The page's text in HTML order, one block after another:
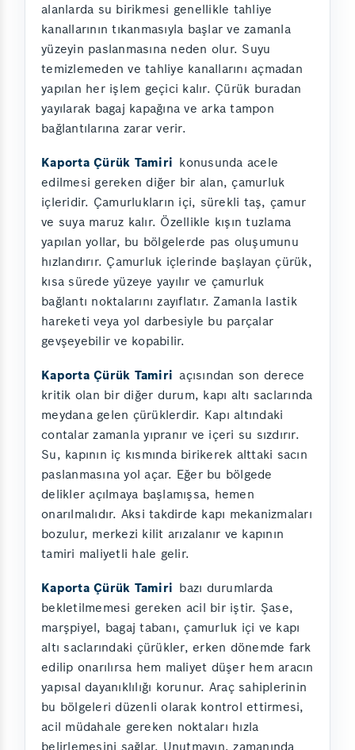
alanlarda su birikmesi genellikle tahliye
kanallarının tıkanmasıyla başlar ve zamanla
yüzeyin paslanmasına neden olur. Suyu
temizlemeden ve tahliye kanallarını açmadan
yapılan her işlem geçici kalır. Çürük buradan
yayılarak bagaj kapağına ve arka tampon
bağlantılarına zarar verir.
Kaporta Çürük Tamiri konusunda acele
edilmesi gereken diğer bir alan, çamurluk
içleridir. Çamurlukların içi, sürekli taş, çamur
ve suya maruz kalır. Özellikle kışın tuzlama
yapılan yollar, bu bölgelerde pas oluşumunu
hızlandırır. Çamurluk içlerinde başlayan çürük,
kısa sürede yüzeye yayılır ve çamurluk
bağlantı noktalarını zayıflatır. Zamanla lastik
hareketi veya yol darbesiyle bu parçalar
gevşeyebilir ve kopabilir.
Kaporta Çürük Tamiri açısından son derece
kritik olan bir diğer durum, kapı altı saclarında
meydana gelen çürüklerdir. Kapı altındaki
contalar zamanla yıpranır ve içeri su sızdırır.
Su, kapının iç kısmında birikerek alttaki sacın
paslanmasına yol açar. Eğer bu bölgede
delikler açılmaya başlamışsa, hemen
onarılmalıdır. Aksi takdirde kapı mekanizmaları
bozulur, merkezi kilit arızalanır ve kapının
tamiri maliyetli hale gelir.
Kaporta Çürük Tamiri bazı durumlarda
bekletilmemesi gereken acil bir iştir. Şase,
marşpiyel, bagaj tabanı, çamurluk içi ve kapı
altı saclarındaki çürükler, erken dönemde fark
edilip onarılırsa hem maliyet düşer hem aracın
yapısal dayanıklılığı korunur. Araç sahiplerinin
bu bölgeleri düzenli olarak kontrol ettirmesi,
acil müdahale gereken noktaları hızla
belirlemesini sağlar. Unutmayın, zamanında